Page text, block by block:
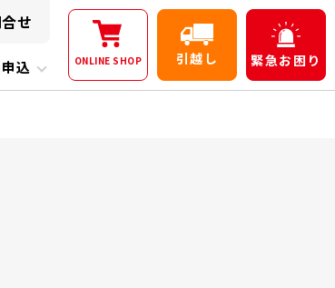
込
せ
ONLINE SHOP 引越し 緊急お困り